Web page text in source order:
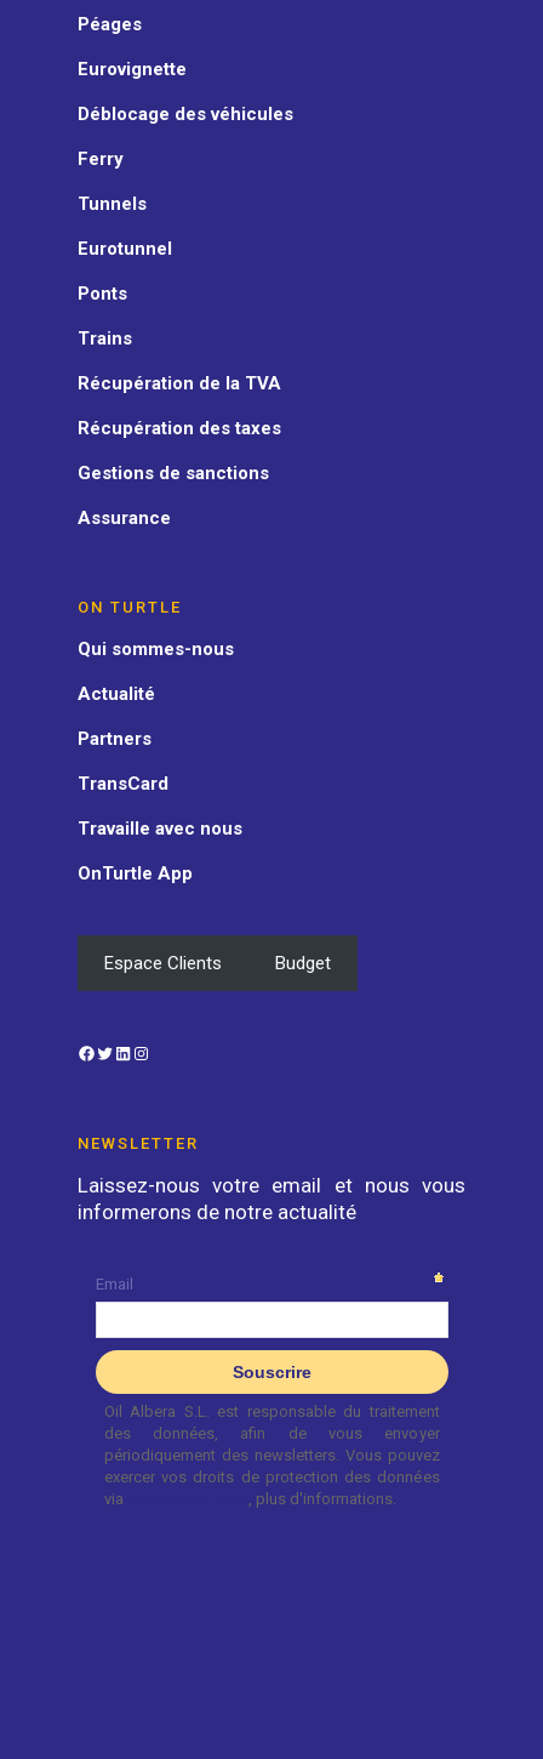
Péages
Eurovignette
Déblocage des véhicules
Ferry
Tunnels
Eurotunnel
Ponts
Trains
Récupération de la TVA
Récupération des taxes
Gestions de sanctions
Assurance
ON TURTLE
Qui sommes-nous
Actualité
Partners
TransCard
Travaille avec nous
OnTurtle App
Espace Clients Budget
Facebook
TwitterLinkedIn
NEWSLETTER
Laissez-nous votre email et nous vous
informerons de notre actualité